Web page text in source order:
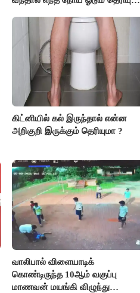
கிட்னியில் கல் இருந்தால் என்ன
அறிகுறி இருக்கும் தெரியுமா ?
வாலிபால் விளையாடிக்
கொண்டிருந்த 10ஆம் வகுப்பு
மாணவன் மயங்கி விழுந்து